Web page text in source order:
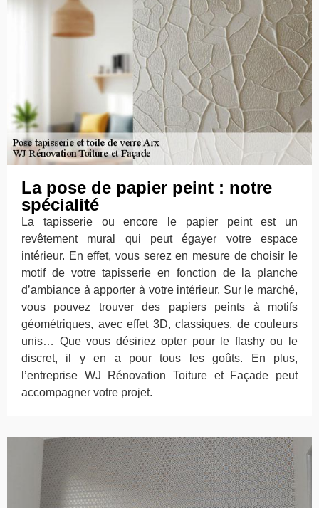
La pose de papier peint : notre
spécialité
La tapisserie ou encore le papier peint est un
revêtement mural qui peut égayer votre espace
intérieur. En effet, vous serez en mesure de choisir le
motif de votre tapisserie en fonction de la planche
d’ambiance à apporter à votre intérieur. Sur le marché,
vous pouvez trouver des papiers peints à motifs
géométriques, avec effet 3D, classiques, de couleurs
unis… Que vous désiriez opter pour le flashy ou le
discret, il y en a pour tous les goûts. En plus,
l’entreprise WJ Rénovation Toiture et Façade peut
accompagner votre projet.